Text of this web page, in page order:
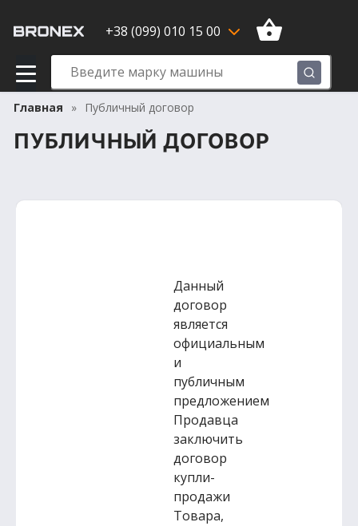
+38 (099) 010 15 00
Главная Публичный договор
ПУБЛИЧНЫЙ ДОГОВОР
Данный
договор
является
официальным
и
публичным
предложением
Продавца
заключить
договор
купли-
продажи
Товара,